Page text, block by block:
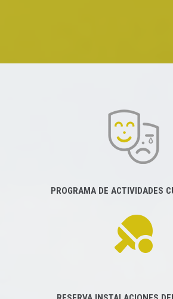
PROGRAMA DE ACTIVIDADES